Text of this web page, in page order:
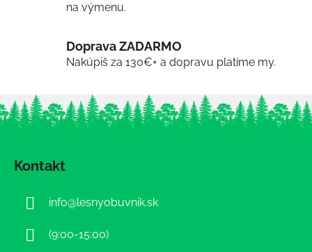
na výmenu.
Doprava ZADARMO
Nakúpiš za 130€+ a dopravu platíme my.
Kontakt
info@lesnyobuvnik.sk
(9:00-15:00)